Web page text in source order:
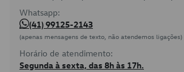
Whatsapp:
(41) 99125-2143
(apenas mensagens de texto, não atendemos ligações)
Horário de atendimento:
Segunda à sexta, das 8h às 17h.